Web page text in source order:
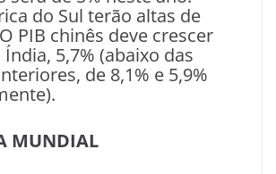
do Sul terão altas de
PIB chinês deve crescer
Índia, 5,7% (abaixo das
de 8,1% e 5,9%
MUNDIAL